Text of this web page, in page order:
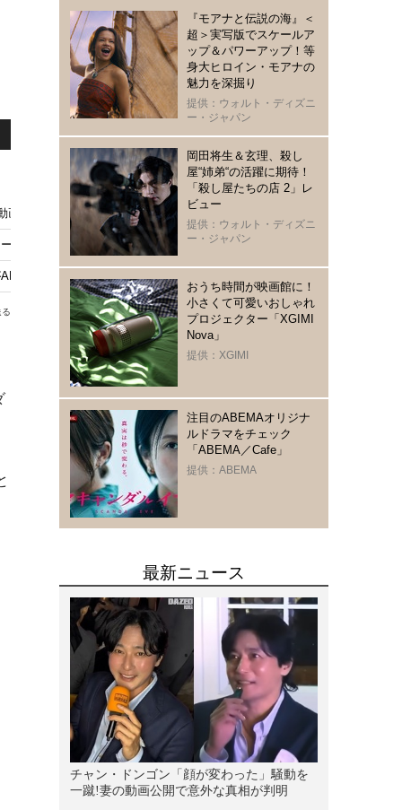
画の総再生数が2800万回突破 Netflixでも反響
に突入！ 新たな“参加者”発表
無料配信中、『夏の砂の上』『私をくいとめて』は8月10日から
『モアナと伝説の海』＜
超＞実写版でスケールア
ップ＆パワーアップ！等
身大ヒロイン・モアナの
魅力を深掘り
提供：ウォルト・ディズニ
ー・ジャパン
岡田将生＆玄理、殺し
屋“姉弟“の活躍に期待！
「殺し屋たちの店 2」レ
ビュー
提供：ウォルト・ディズニ
ー・ジャパン
おうち時間が映画館に！
小さくて可愛いおしゃれ
プロジェクター「XGIMI
Nova」
提供：XGIMI
注目のABEMAオリジナ
ルドラマをチェック
「ABEMA／Cafe」
提供：ABEMA